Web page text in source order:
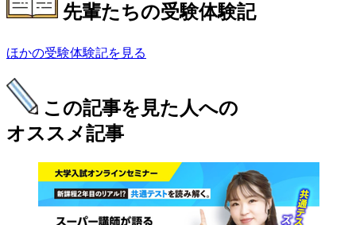
先輩たちの受験体験記
ほかの受験体験記を見る
この記事を見た人への
オススメ記事